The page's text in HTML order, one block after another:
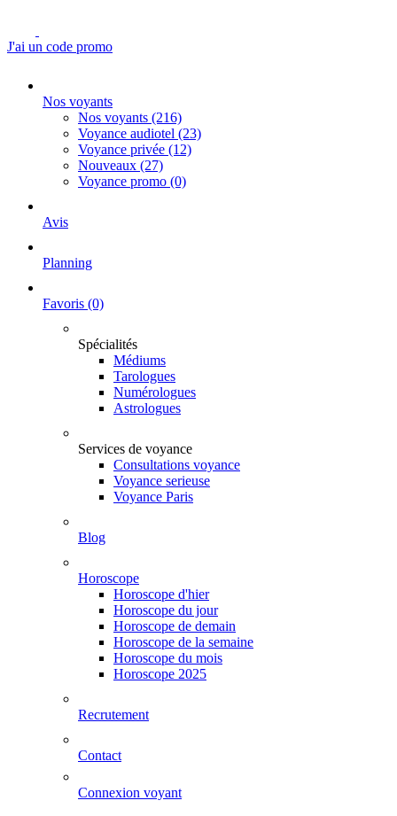
J'ai un code promo
Nos voyants
Nos voyants (216)
Voyance audiotel (23)
Voyance privée (12)
Nouveaux (27)
Voyance promo (0)
Avis
Planning
Favoris (0)
Spécialités
Médiums
Tarologues
Numérologues
Astrologues
Services de voyance
Consultations voyance
Voyance serieuse
Voyance Paris
Blog
Horoscope
Horoscope d'hier
Horoscope du jour
Horoscope de demain
Horoscope de la semaine
Horoscope du mois
Horoscope 2025
Recrutement
Contact
Connexion voyant